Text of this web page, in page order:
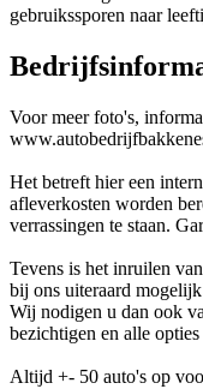
gebruikssporen naar
Voor meer foto's,
Het betreft hier een
afleverkosten worden
verrassingen te staan.
Tevens is het inruilen
bij ons uiteraard
Wij nodigen u dan ook
bezichtigen en alle
Altijd +- 50 auto's op